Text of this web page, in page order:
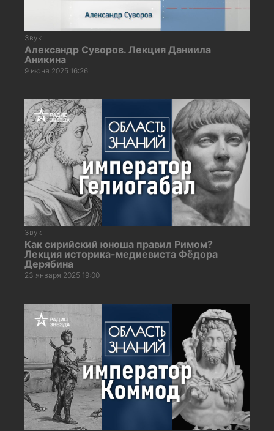
Звук
Александр Суворов. Лекция Даниила
Аникина
9 июня 2025 16:26
Звук
Как сирийский юноша правил Римом?
Лекция историка-медиевиста Фёдора
Дерябина
23 января 2025 19:00